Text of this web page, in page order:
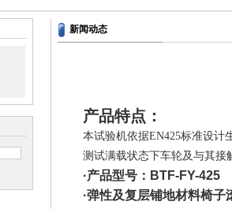
新闻动态
产品特点：
本试验机依据EN425标准设计
测试满载状态下车轮及与其接
·产品型号：BTF-FY-425
·弹性及复层铺地材料椅子